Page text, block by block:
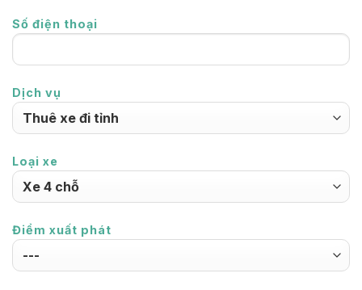
Số điện thoại
Dịch vụ
Loại xe
Điểm xuất phát